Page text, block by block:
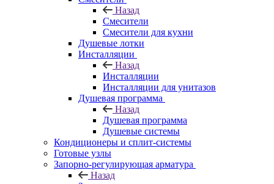
Назад
Смесители
Смесители для кухни
Душевые лотки
Инсталляции
Назад
Инсталляции
Инсталляции для унитазов
Душевая программа
Назад
Душевая программа
Душевые системы
Кондиционеры и сплит-системы
Готовые узлы
Запорно-регулирующая арматура
Назад